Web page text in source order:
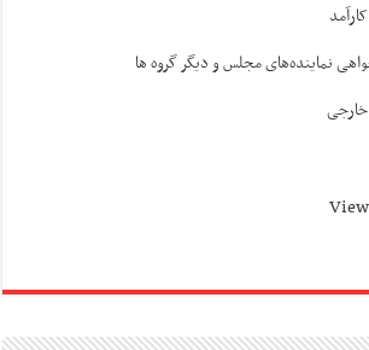
نماینده‌های مجلس و دیگر گروه ها
خارجی